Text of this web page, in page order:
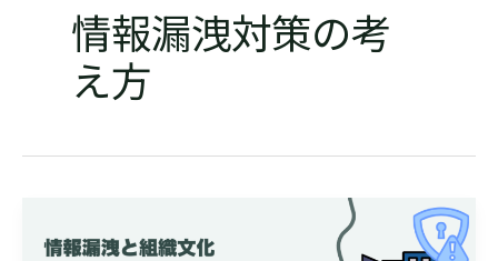
情報漏洩対策の考
え方